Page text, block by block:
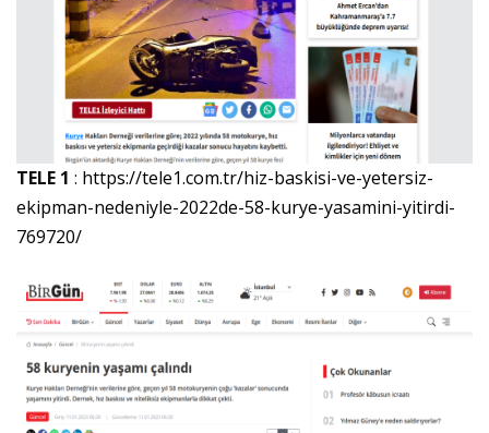
TELE 1 : https://tele1.com.tr/hiz-baskisi-ve-yetersiz-
ekipman-nedeniyle-2022de-58-kurye-yasamini-yitirdi-
769720/